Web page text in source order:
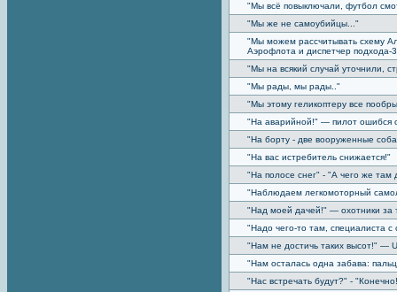
"Мы всё повыключали, футбол
"Мы же не самоубийцы..."
"Мы можем рассчитывать схему
Аэрофлота и диспетчер подхода-3
"Мы на всякий случай уточнили,
"Мы рады, мы рады.."
"Мы этому геликоптеру все
"На аварийной!" — пилот ошибся
"На борту - две вооруженные
"На вас истребитель снижается!"
"На полосе снег" - "А чего же там
"Наблюдаем легкомоторный
"Над моей дачей!" — охотники
"Надо чего-то там, специалиста с
"Нам не достичь таких высот!" —
"Нам осталась одна забава:
"Нас встречать будут?" -